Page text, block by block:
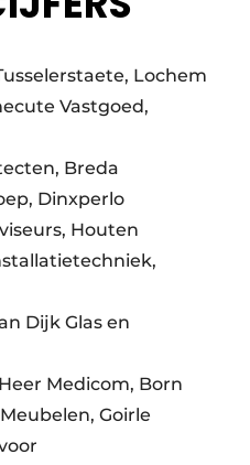
Lochem
Vastgoed,
Breda
Dinxperlo
Houten
Dijk Glas en
Medicom, Born
Goirle